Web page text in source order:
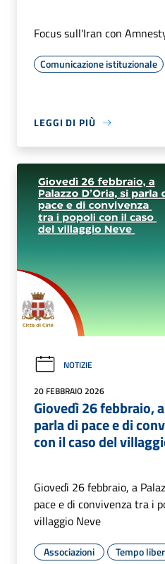
Focus sull'Iran con
Comunicazione istituzionale
LEGGI DI PIÙ
NOTIZIE
20 FEBBRAIO 2026
Giovedì 26 febbraio,
parla di pace e di
con il caso del
Giovedì 26 febbraio, a
pace e di convivenza tra i
villaggio Neve
Associazioni Tempo